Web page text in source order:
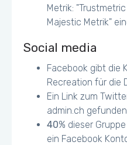
Metrik:
Majestic Metrik"
Social media
Facebook gibt die
Recreation für die
Ein Link zum
admin.ch
40% dieser
ein Facebook